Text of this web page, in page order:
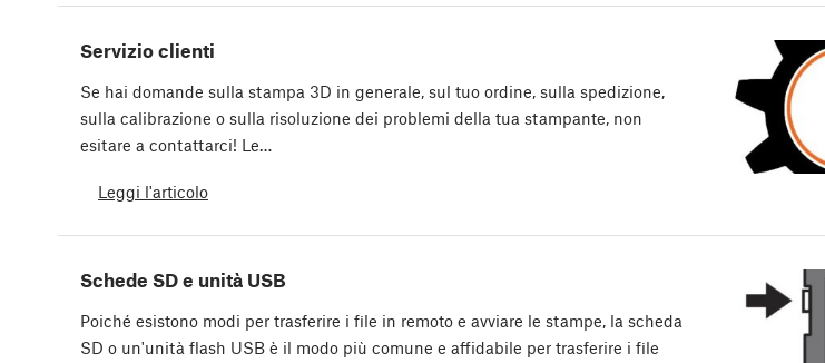
Servizio clienti
Se hai domande sulla stampa 3D in generale, sul tuo ordine, sulla spedizione,
sulla calibrazione o sulla risoluzione dei problemi della tua stampante, non
esitare a contattarci! Le…
Leggi l'articolo
Schede SD e unità USB
Poiché esistono modi per trasferire i file in remoto e avviare le stampe, la scheda
SD o un'unità flash USB è il modo più comune e affidabile per trasferire i file